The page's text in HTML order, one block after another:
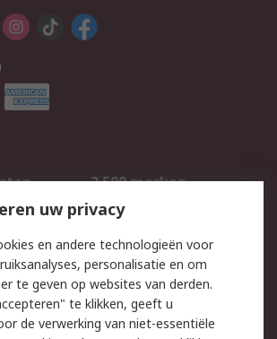
2.500 merken
Inkoopoplossingen
uw privacy
en andere technologieën voor
personalisatie en om
te geven op websites van derden.
te klikken, geeft u
de verwerking van niet-essentiële